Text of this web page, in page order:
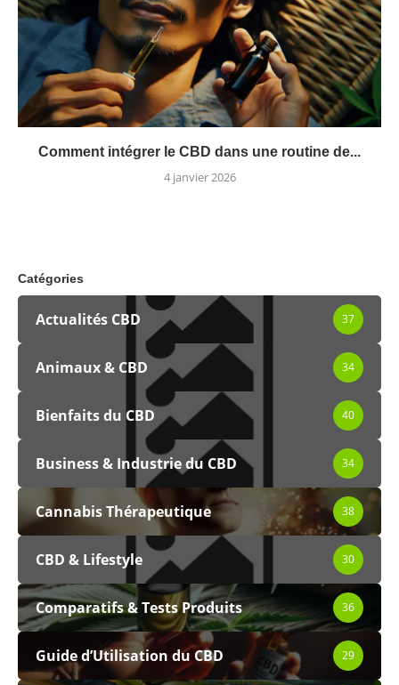
Comment intégrer le CBD dans une routine de...
4 janvier 2026
Catégories
Actualités CBD 37
Animaux & CBD 34
Bienfaits du CBD 40
Business & Industrie du CBD 34
Cannabis Thérapeutique 38
CBD & Lifestyle 30
Comparatifs & Tests Produits 36
Guide d’Utilisation du CBD 29